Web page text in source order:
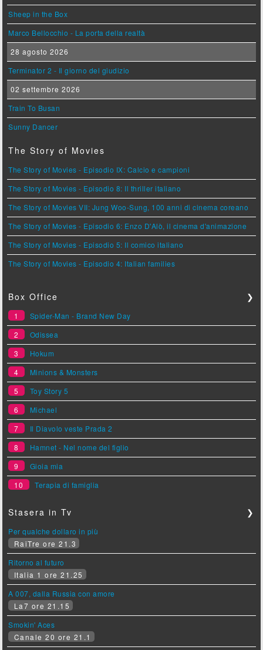
Sheep in the Box
Marco Bellocchio - La porta della realtà
28 agosto 2026
Terminator 2 - Il giorno del giudizio
02 settembre 2026
Train To Busan
Sunny Dancer
The Story of Movies
The Story of Movies - Episodio IX: Calcio e campioni
The Story of Movies - Episodio 8: Il thriller italiano
The Story of Movies VII: Jung Woo-Sung, 100 anni di cinema coreano
The Story of Movies - Episodio 6: Enzo D'Alò, il cinema d'animazione
The Story of Movies - Episodio 5: Il comico italiano
The Story of Movies - Episodio 4: Italian families
Box Office ❯
1
Spider-Man - Brand New Day
2
Odissea
3
Hokum
4
Minions & Monsters
5
Toy Story 5
6
Michael
7
Il Diavolo veste Prada 2
8
Hamnet - Nel nome del figlio
9
Gioia mia
10
Terapia di famiglia
Stasera in Tv ❯
Per qualche dollaro in più
RaiTre ore 21.3
Ritorno al futuro
Italia 1 ore 21.25
A 007, dalla Russia con amore
La7 ore 21.15
Smokin' Aces
Canale 20 ore 21.1